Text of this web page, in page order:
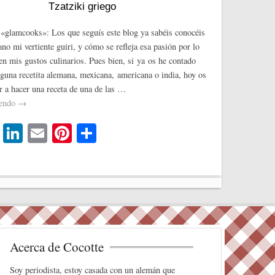
Tzatziki griego
Los que seguís este blog ya sabéis conocéis
mi vertiente guiri, y cómo se refleja esa pasión por lo
mis gustos culinarios. Pues bien, si ya os he contado
recetita alemana, mexicana, americana o india, hoy os
a hacer una receta de una de las …
→
T Li
ed
In
E
ail
Pi
er
es
t
m
pa
rti
r
Acerca de Cocotte
Soy periodista, estoy casada con un alemán que